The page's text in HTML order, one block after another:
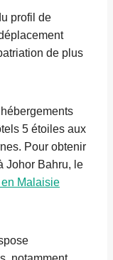
profil de
de plus
5 étoiles aux
Pour obtenir
Johor Bahru, le
Malaisie